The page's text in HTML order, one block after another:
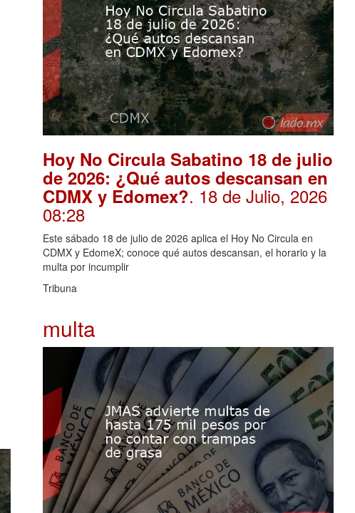
Hoy No Circula Sabatino 18 de julio
de 2026: ¿Qué autos descansan en
CDMX y Edomex?. 18 de Julio, 2026
08:28
Este sábado 18 de julio de 2026 aplica el Hoy No Circula en
CDMX y EdomeX; conoce qué autos descansan, el horario y la
multa por incumplir
Tribuna
multa